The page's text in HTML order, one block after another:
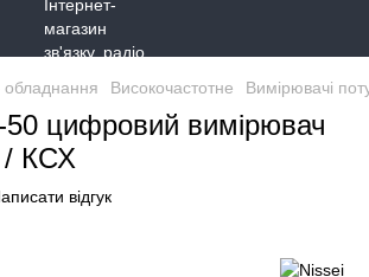
Високочастотне Вимірювачі
цифровий вимірювач
/ КСХ
відгук